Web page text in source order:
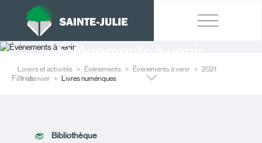
Événements à venir
Loisirs et activités Événements Événements à venir
2021
Janvier
Livres numériques
Filtres
Bibliothèque